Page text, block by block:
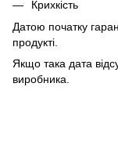
Крихкість
Датою початку
продукті.
Якщо така дата
виробника.